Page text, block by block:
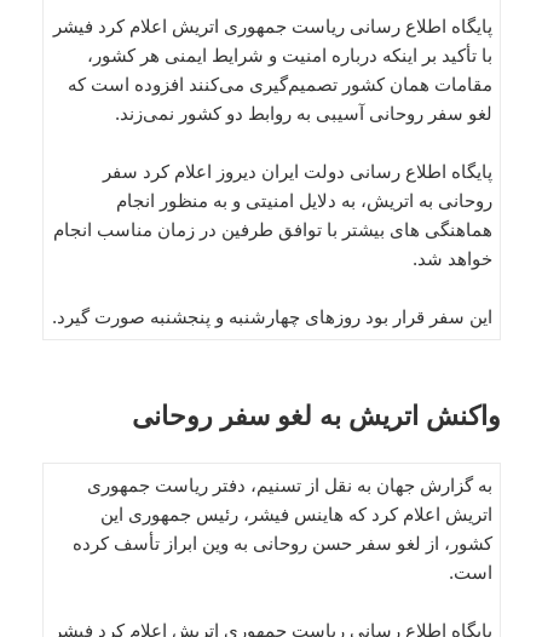
پایگاه اطلاع رسانی ریاست جمهوری اتریش اعلام کرد فیشر
با تأکید بر اینکه درباره امنیت و شرایط ایمنی هر کشور،
مقامات همان کشور تصمیم‌گیری می‌کنند افزوده است که
لغو سفر روحانی آسیبی به روابط دو کشور نمی‌زند.
پایگاه اطلاع رسانی دولت ایران دیروز اعلام کرد سفر
روحانی به اتریش، به دلایل امنیتی و به منظور انجام
هماهنگی های بیشتر با توافق طرفین در زمان مناسب انجام
خواهد شد.
این سفر قرار بود روزهای چهارشنبه و پنجشنبه صورت گیرد.
واکنش اتریش به لغو سفر روحانی
به گزارش جهان به نقل از تسنیم، دفتر ریاست جمهوری
اتریش اعلام کرد که هاینس فیشر، رئیس جمهوری این
کشور، از لغو سفر حسن روحانی به وین ابراز تأسف کرده
است.
پایگاه اطلاع رسانی ریاست جمهوری اتریش اعلام کرد فیشر